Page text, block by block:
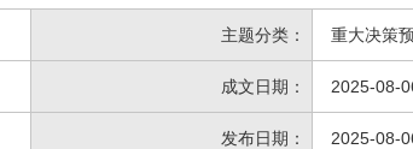
主题分类： 重大决策
成文日期： 2025-08-
发布日期： 2025-08-